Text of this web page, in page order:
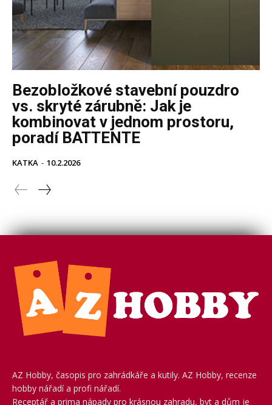
AZ Hobby, časopis pro zahrádkáře a kutily. AZ Hobby, recenze
hobby nářadí a profi nářadí.
Receptář a prima nápady pro krásnou zahradu, byt a dům je